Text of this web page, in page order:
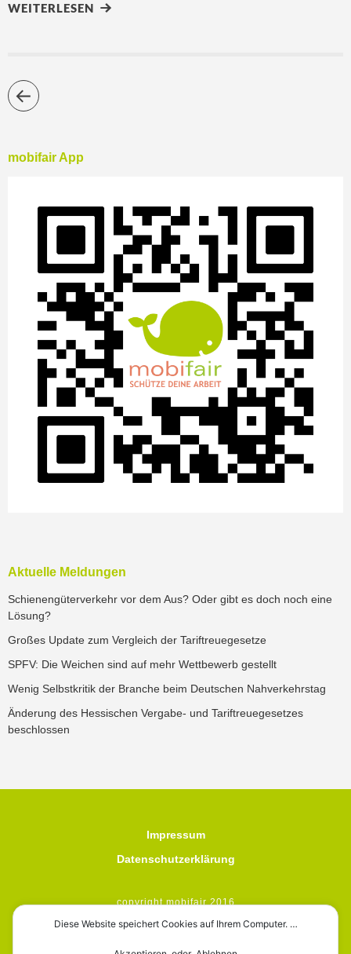
WEITERLESEN
mobifair App
Aktuelle Meldungen
Schienengüterverkehr vor dem Aus? Oder gibt es doch noch eine
Lösung?
Großes Update zum Vergleich der Tariftreuegesetze
SPFV: Die Weichen sind auf mehr Wettbewerb gestellt
Wenig Selbstkritik der Branche beim Deutschen Nahverkehrstag
Änderung des Hessischen Vergabe- und Tariftreuegesetzes
beschlossen
Impressum
Datenschutzerklärung
copyright mobifair 2016
Diese Website speichert Cookies auf Ihrem Computer. …